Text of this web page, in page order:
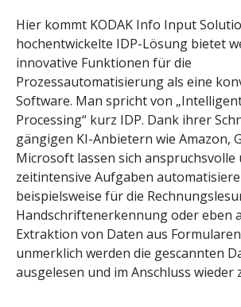
Hier kommt KODAK Info Input
hochentwickelte IDP-Lösung bietet
innovative Funktionen für die
Prozessautomatisierung als eine
Software. Man spricht von
Processing“ kurz IDP. Dank ihrer
gängigen KI-Anbietern wie Amazon,
Microsoft lassen sich anspruchsvolle
zeitintensive Aufgaben
beispielsweise für die
Handschriftenerkennung oder eben
Extraktion von Daten aus
unmerklich werden die gescannten
ausgelesen und im Anschluss wieder